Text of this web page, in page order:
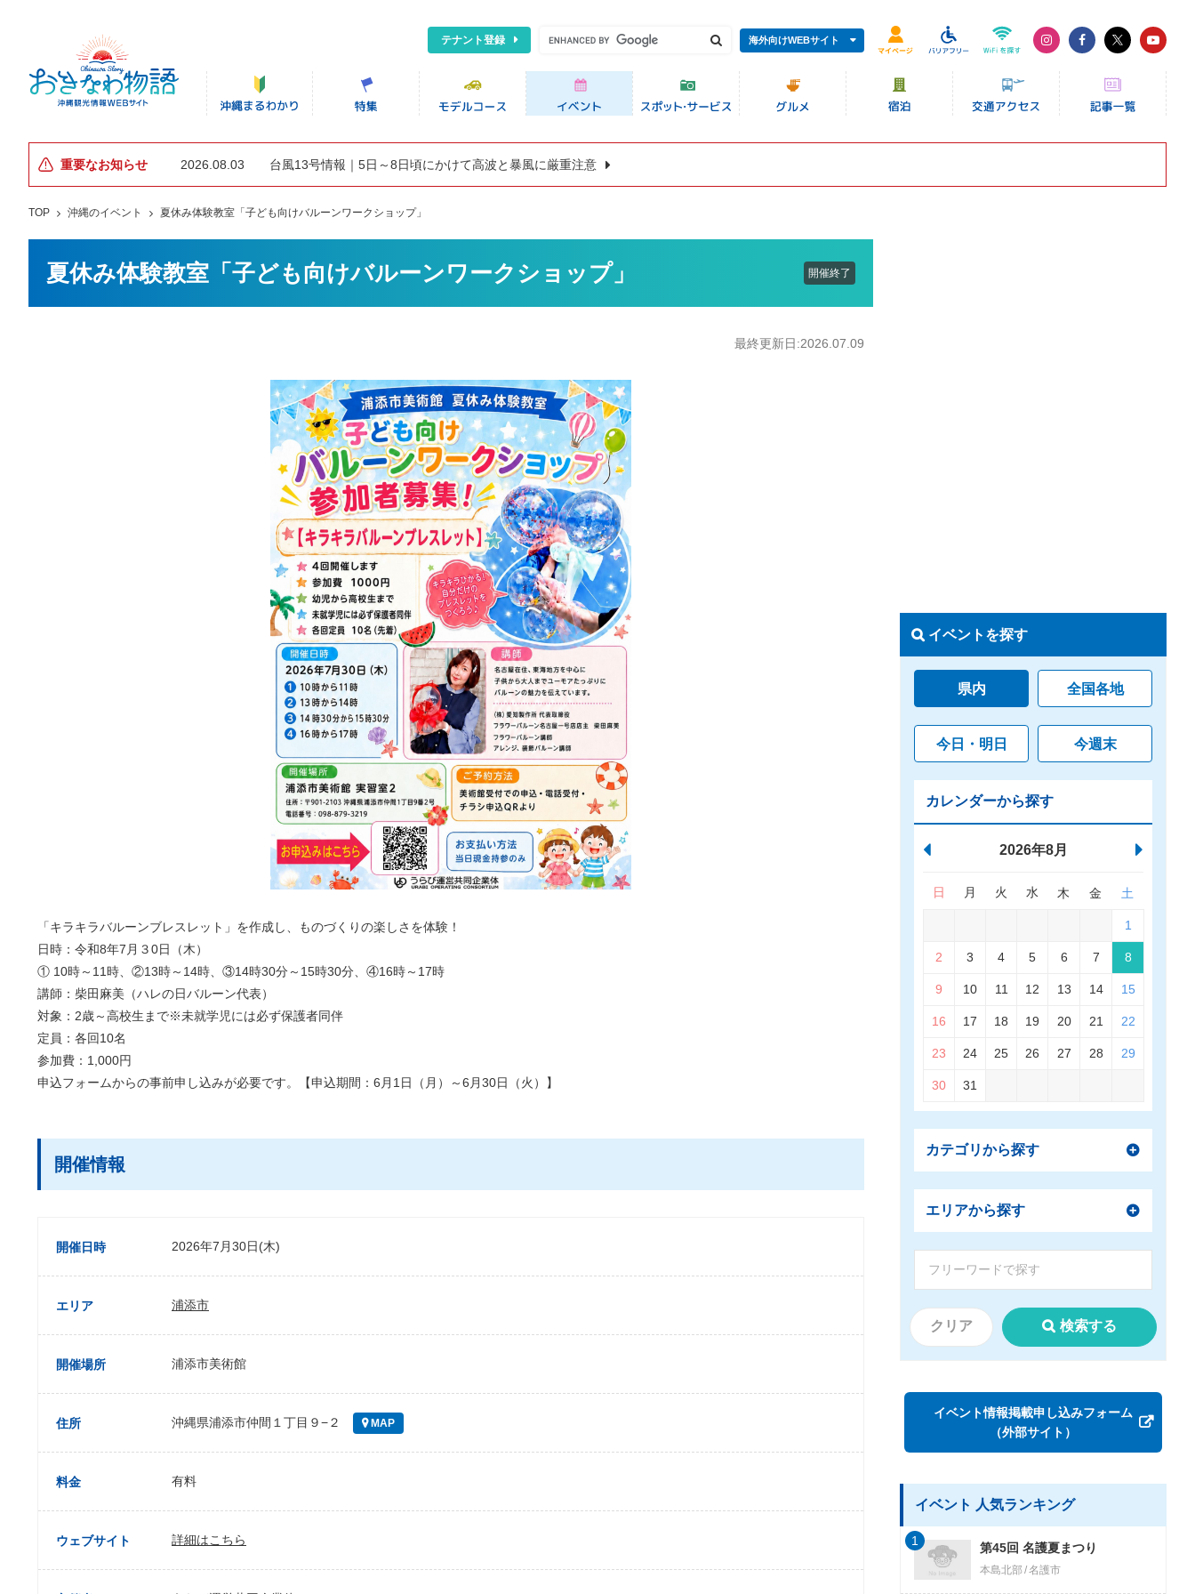
テナント登録 海外向けWEBサイト
重要なお知らせ 2026.08.03 台風13号情報｜5日～8日頃にかけて高波と暴風に厳重注意
TOP 沖縄のイベント 夏休み体験教室「子ども向けバルーンワークショップ」
夏休み体験教室「子ども向けバルーンワークショップ」 開催終了
最終更新日:2026.07.09
「キラキラバルーンブレスレット」を作成し、ものづくりの楽しさを体験！
日時：令和8年7月３0日（木）
① 10時～11時、②13時～14時、③14時30分～15時30分、④16時～17時
講師：柴田麻美（ハレの日バルーン代表）
対象：2歳～高校生まで※未就学児には必ず保護者同伴
定員：各回10名
参加費：1,000円
申込フォームからの事前申し込みが必要です。【申込期間：6月1日（月）～6月30日（火）】
開催情報
開催日時 2026年7月30日(木)
エリア 浦添市
開催場所 浦添市美術館
住所 沖縄県浦添市仲間１丁目９−２ MAP
料金 有料
ウェブサイト 詳細はこちら
イベントを探す
県内 全国各地
今日・明日 今週末
カレンダーから探す
2026年8月
日 月 火 水 木 金 土
1
2 3 4 5 6 7 8
9 10 11 12 13 14 15
16 17 18 19 20 21 22
23 24 25 26 27 28 29
30 31
カテゴリから探す
エリアから探す
クリア 検索する
イベント情報掲載申し込みフォーム
（外部サイト）
イベント 人気ランキング
第45回 名護夏まつり
本島北部 名護市
1